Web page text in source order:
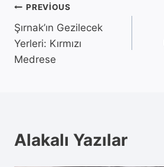
Yazı
gezinmesi
PREVIOUS
Şırnak’ın Gezilecek
Yerleri: Kırmızı
Medrese
Alakalı Yazılar